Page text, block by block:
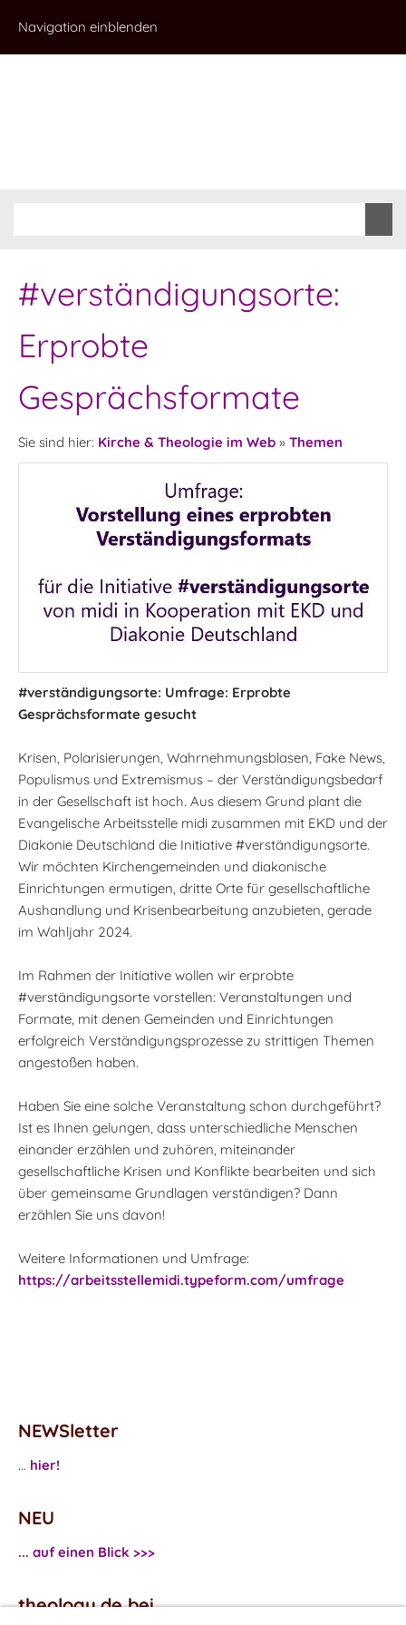
Navigation einblenden
#verständigungsorte:
Erprobte
Gesprächsformate
Sie sind hier: Kirche & Theologie im Web » Themen
#verständigungsorte: Umfrage: Erprobte
Gesprächsformate gesucht
Krisen, Polarisierungen, Wahrnehmungsblasen, Fake News,
Populismus und Extremismus – der Verständigungsbedarf
in der Gesellschaft ist hoch. Aus diesem Grund plant die
Evangelische Arbeitsstelle midi zusammen mit EKD und der
Diakonie Deutschland die Initiative #verständigungsorte.
Wir möchten Kirchengemeinden und diakonische
Einrichtungen ermutigen, dritte Orte für gesellschaftliche
Aushandlung und Krisenbearbeitung anzubieten, gerade
im Wahljahr 2024.
Im Rahmen der Initiative wollen wir erprobte
#verständigungsorte vorstellen: Veranstaltungen und
Formate, mit denen Gemeinden und Einrichtungen
erfolgreich Verständigungsprozesse zu strittigen Themen
angestoßen haben.
Haben Sie eine solche Veranstaltung schon durchgeführt?
Ist es Ihnen gelungen, dass unterschiedliche Menschen
einander erzählen und zuhören, miteinander
gesellschaftliche Krisen und Konflikte bearbeiten und sich
über gemeinsame Grundlagen verständigen? Dann
erzählen Sie uns davon!
Weitere Informationen und Umfrage:
https://arbeitsstellemidi.typeform.com/umfrage
NEWSletter
... hier!
NEU
... auf einen Blick >>>
theology.de bei